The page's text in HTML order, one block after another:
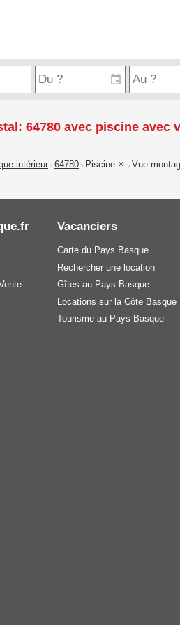
64780 avec piscine avec
intérieur> 64780 > Piscine > Vue
Vacanciers
Carte du Pays Basque
Rechercher une location
Gîtes au Pays Basque
Locations sur la Côte Basque
Tourisme au Pays Basque